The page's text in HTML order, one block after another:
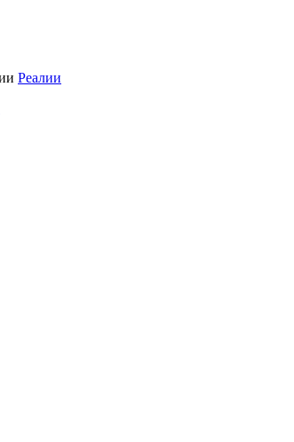
Реалии